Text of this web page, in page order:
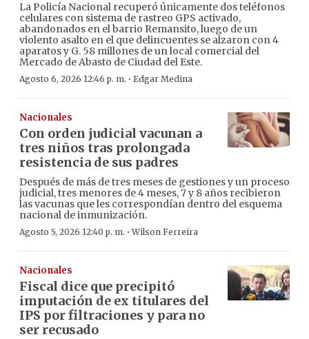
La Policía Nacional recuperó únicamente dos teléfonos
celulares con sistema de rastreo GPS activado,
abandonados en el barrio Remansito, luego de un
violento asalto en el que delincuentes se alzaron con 4
aparatos y G. 58 millones de un local comercial del
Mercado de Abasto de Ciudad del Este.
Agosto 6, 2026 12:46 p. m. · Edgar Medina
Nacionales
Con orden judicial vacunan a
tres niños tras prolongada
resistencia de sus padres
Después de más de tres meses de gestiones y un proceso
judicial, tres menores de 4 meses, 7 y 8 años recibieron
las vacunas que les correspondían dentro del esquema
nacional de inmunización.
Agosto 5, 2026 12:40 p. m. ·Wilson Ferreira
Nacionales
Fiscal dice que precipitó
imputación de ex titulares del
IPS por filtraciones y para no
ser recusado